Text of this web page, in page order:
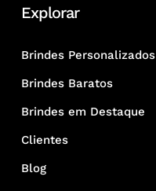
Explorar
Brindes Personalizados
Brindes Baratos
Brindes em Destaque
Clientes
Blog